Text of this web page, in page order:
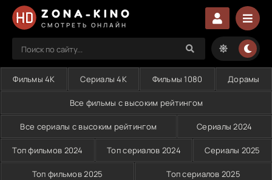
ZONA-KINO
СМОТРЕТЬ ОНЛАЙН
Фильмы 4K Сериалы 4K Фильмы 1080 Дорамы
Все фильмы с высоким рейтингом
Все сериалы с высоким рейтингом Сериалы 2024
Топ фильмов 2024 Топ сериалов 2024 Сериалы 2025
Топ фильмов 2025 Топ сериалов 2025